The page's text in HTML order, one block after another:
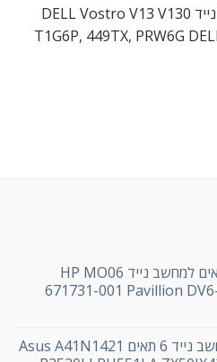
T1G6P, 449TX, PRW6G
סוללה מקורית 6 תאים למחשב נייד HP MO06
671731-001 Pavillion
סוללה חליפית למחשב נייד 6 תאים Asus A41N1421